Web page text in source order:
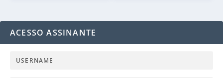
ACESSO ASSINANTE